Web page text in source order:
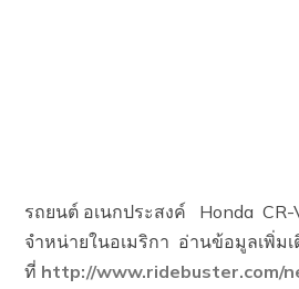
รถยนต์ อเนกประสงค์ Honda
จำหน่ายในอเมริกา อ่านข้อมูลเพิ่มเ
ที่ http://www.ridebuster.com/